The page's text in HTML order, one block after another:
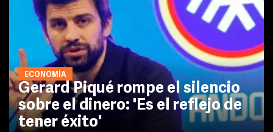
ECONOMÍA
Gerard Piqué rompe el silencio
sobre el dinero: 'Es el reflejo de
tener éxito'